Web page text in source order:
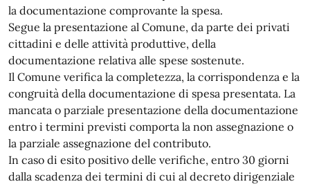
la documentazione comprovante la spesa.
Segue la presentazione al Comune, da parte dei privati
cittadini e delle attività produttive, della
documentazione relativa alle spese sostenute.
Il Comune verifica la completezza, la corrispondenza e la
congruità della documentazione di spesa presentata. La
mancata o parziale presentazione della documentazione
entro i termini previsti comporta la non assegnazione o
la parziale assegnazione del contributo.
In caso di esito positivo delle verifiche, entro 30 giorni
dalla scadenza dei termini di cui al decreto dirigenziale